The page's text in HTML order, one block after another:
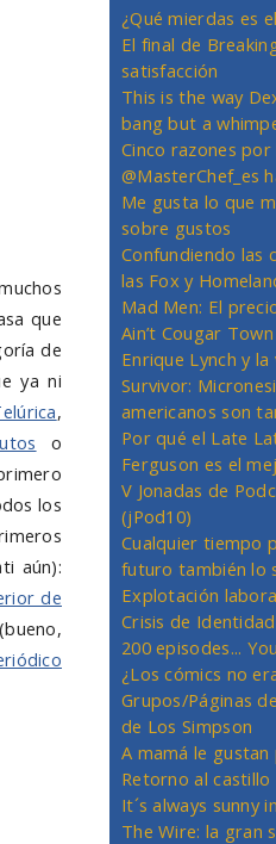
que
de
ya ni
,
o
los
aún):
de
(bueno,
¿Qué mierdas es
El final de
satisfacción
This is the way
bang but a
Cinco razones
@MasterChef_es
Me gusta lo que
sobre gustos
Confundiendo las
las Fox y
Mad Men: El
Ain’t Cougar
Enrique Lynch y
Survivor:
americanos son
Por qué el Late
Ferguson es el
V Jonadas de
(jPod10)
Cualquier tiempo
futuro también lo
Explotación
Crisis de
200 episodes...
¿Los cómics no
Grupos/Páginas
de Los Simpson
A mamá le
Retorno al castillo
It´s always sunny
The Wire: la gran